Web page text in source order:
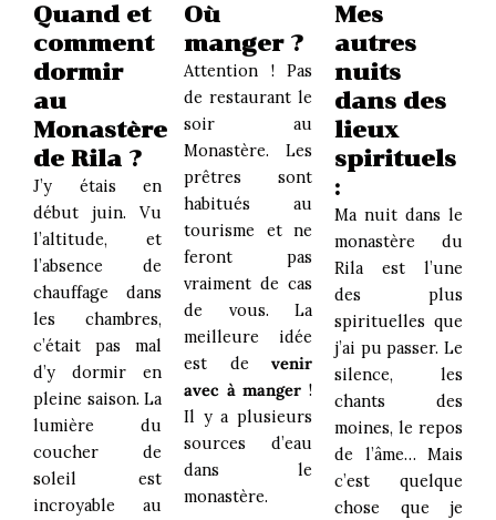
Quand et
comment
dormir
au
Monastère
de Rila ?
J’y étais en
début juin. Vu
l’altitude, et
l’absence de
chauffage dans
les chambres,
c’était pas mal
d’y dormir en
pleine saison. La
lumière du
coucher de
soleil est
incroyable au
Où
manger ?
Attention ! Pas
de restaurant le
soir au
Monastère. Les
prêtres sont
habitués au
tourisme et ne
feront pas
vraiment de cas
de vous. La
meilleure idée
est de venir
avec à manger !
Il y a plusieurs
sources d’eau
dans le
monastère.
Mes
autres
nuits
dans des
lieux
spirituels
:
Ma nuit dans le
monastère du
Rila est l’une
des plus
spirituelles que
j’ai pu passer. Le
silence, les
chants des
moines, le repos
de l’âme… Mais
c’est quelque
chose que je